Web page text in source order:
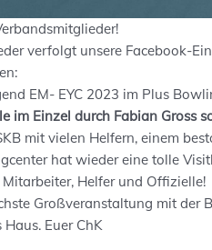
verfolgt unsere Facebook-
EM- EYC 2023 im Plus
im Einzel durch Fabian Gross
mit vielen Helfern, einem
hat wieder eine tolle
Helfer und Offizielle!
Großveranstaltung mit der
Haus. Euer ChK